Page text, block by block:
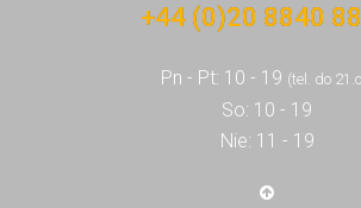
+44 (0)20 8840
Pn - Pt: 10 - 19 (tel. do
So: 10 - 19
Nie: 11 - 19